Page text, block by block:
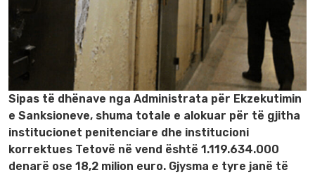
Sipas të dhënave nga Administrata për Ekzekutimin
e Sanksioneve, shuma totale e alokuar për të gjitha
institucionet penitenciare dhe institucioni
korrektues Tetovë në vend është 1.119.634.000
denarë ose 18,2 milion euro. Gjysma e tyre janë të